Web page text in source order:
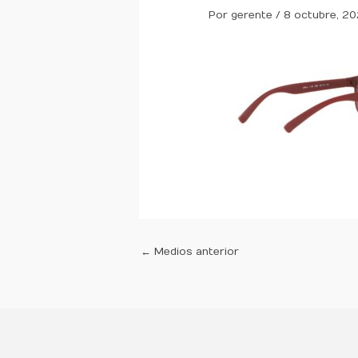
Por gerente / 8 octubre,
← Medios anterior